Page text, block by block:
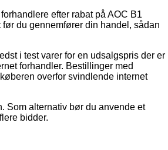
efter rabat på AOC B1
du gennemfører din handel, sådan
i test varer for en udsalgspris der er
forhandler. Bestillinger med
overfor svindlende internet
Som alternativ bør du anvende et
bidder.